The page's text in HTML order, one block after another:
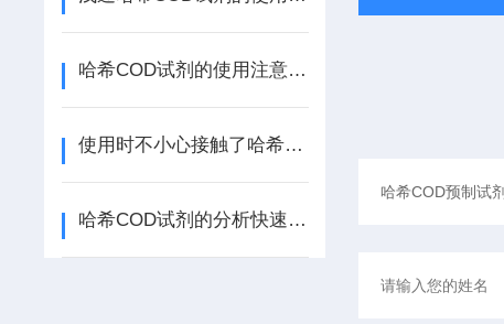
哈希COD试剂的使用注意事项及作用介绍
使用时不小心接触了哈希COD试剂？不用慌
哈希COD试剂的分析快速准确